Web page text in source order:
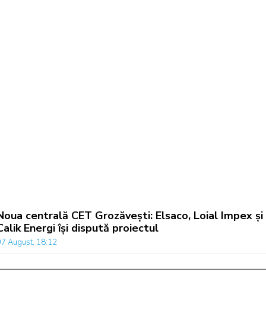
centrală CET Grozăvești: Elsaco, Loial Impex și
Energi își dispută proiectul
August, 18:12